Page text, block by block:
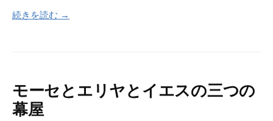
続きを読む →
モーセとエリヤとイエスの三つの
幕屋